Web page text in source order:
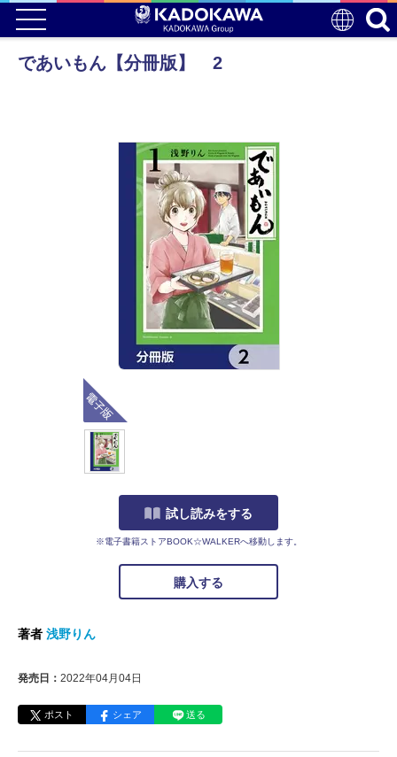
であいもん【分冊版】 2
試し読みをする
※電子書籍ストアBOOK☆WALKERへ移動します。
購入する
著者 浅野りん
発売日： 2022年04月04日
ポスト シェア 送る